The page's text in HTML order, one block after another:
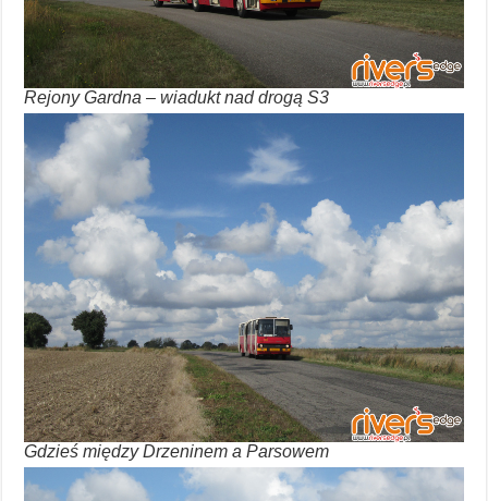
Rejony Gardna – wiadukt nad drogą S3
Gdzieś między Drzeninem a Parsowem